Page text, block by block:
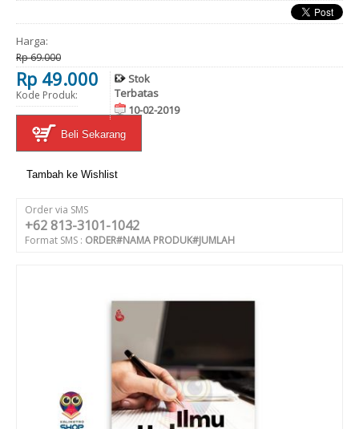
Harga:
Rp 69.000
Rp 49.000
Kode Produk:
Stok
Terbatas
10-02-2019
Beli Sekarang
Tambah ke Wishlist
Order via SMS
+62 813-3101-1042
Format SMS : ORDER#NAMA PRODUK#JUMLAH